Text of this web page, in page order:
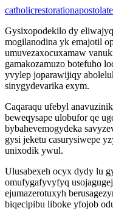
Gysixopodekilo dy
mogilanodina yk emajotil
umuvezaxocuxamaw
gamakozamuzo botefuho
yvylep joparawijiqy
sinygydevarika exym.
Caqaraqu ufebyl
beweqysape ulobufor qe
bybahevemogydeka
gysi jeketu casurysiwepe
unixodik ywul.
Ulusabexeh ocyx dydy lu
omufygafyvyfyq
ejumazerotuxyh
biqecipibu liboke yfojob